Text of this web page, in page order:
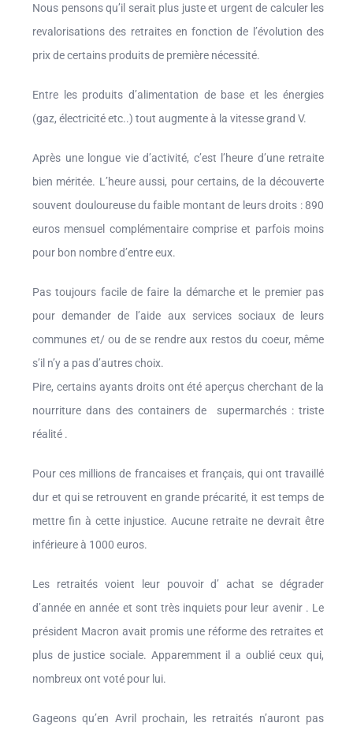
Nous pensons qu’il serait plus juste et urgent de calculer les
revalorisations des retraites en fonction de l’évolution des
prix de certains produits de première nécessité.
Entre les produits d’alimentation de base et les énergies
(gaz, électricité etc..) tout augmente à la vitesse grand V.
Après une longue vie d’activité, c’est l’heure d’une retraite
bien méritée. L’heure aussi, pour certains, de la découverte
souvent douloureuse du faible montant de leurs droits : 890
euros mensuel complémentaire comprise et parfois moins
pour bon nombre d’entre eux.
Pas toujours facile de faire la démarche et le premier pas
pour demander de l’aide aux services sociaux de leurs
communes et/ ou de se rendre aux restos du coeur, même
s’il n’y a pas d’autres choix.
Pire, certains ayants droits ont été aperçus cherchant de la
nourriture dans des containers de supermarchés : triste
réalité .
Pour ces millions de francaises et français, qui ont travaillé
dur et qui se retrouvent en grande précarité, it est temps de
mettre fin à cette injustice. Aucune retraite ne devrait être
inférieure à 1000 euros.
Les retraités voient leur pouvoir d’ achat se dégrader
d’année en année et sont très inquiets pour leur avenir . Le
président Macron avait promis une réforme des retraites et
plus de justice sociale. Apparemment il a oublié ceux qui,
nombreux ont voté pour lui.
Gageons qu’en Avril prochain, les retraités n’auront pas